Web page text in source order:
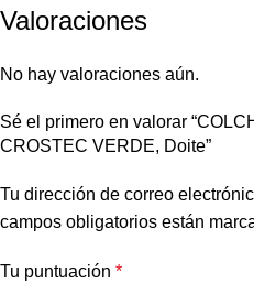
Valoraciones
No hay valoraciones aún.
Sé el primero en valorar
CROSTEC VERDE, Doite”
Tu dirección de correo
campos obligatorios están
Tu puntuación *